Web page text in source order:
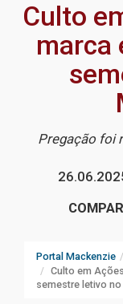
Culto
marca
Pregação foi
Portal Mackenzie
Culto em
semestre letivo